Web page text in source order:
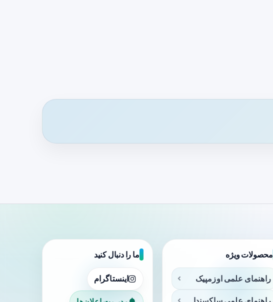
محصولات ویژه
راهنمای علمی اوزمپیک
ما را دنبال کنید
اینستاگرام